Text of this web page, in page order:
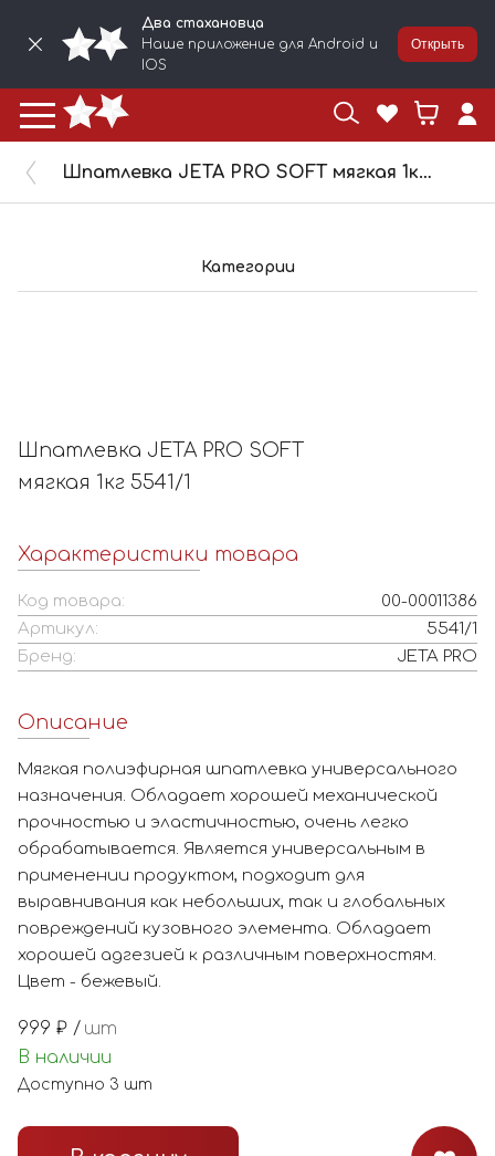
Два стахановца
Наше приложение для Android и
IOS
Открыть
Шпатлевка JETA PRO SOFT мягкая 1кг 5541/1
Категории
Шпатлевка JETA PRO SOFT
мягкая 1кг 5541/1
Характеристики товара
Код товара:
00-00011386
Артикул:
5541/1
Бренд:
JETA PRO
Описание
Мягкая полиэфирная шпатлевка универсального
назначения. Обладает хорошей механической
прочностью и эластичностью, очень легко
обрабатывается. Является универсальным в
применении продуктом, подходит для
выравнивания как небольших, так и глобальных
повреждений кузовного элемента. Обладает
хорошей адгезией к различным поверхностям.
Цвет - бежевый.
999 ₽ / шт
В наличии
Доступно 3 шт